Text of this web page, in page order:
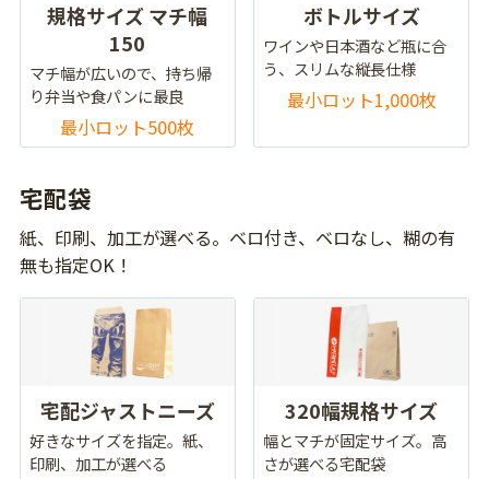
規格サイズ マチ幅
150
マチ幅が広いので、持ち帰
り弁当や食パンに最良
最小ロット500枚
ボトルサイズ
ワインや日本酒など瓶に合
う、スリムな縦長仕様
最小ロット1,000枚
宅配袋
紙、印刷、加工が選べる。ベロ付き、ベロなし、糊の有
無も指定OK！
宅配ジャストニーズ
好きなサイズを指定。紙、
印刷、加工が選べる
320幅規格サイズ
幅とマチが固定サイズ。高
さが選べる宅配袋